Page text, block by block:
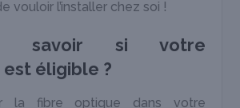
vouloir l’installer chez soi !
savoir si votre
éligible ?
la fibre optique dans votre